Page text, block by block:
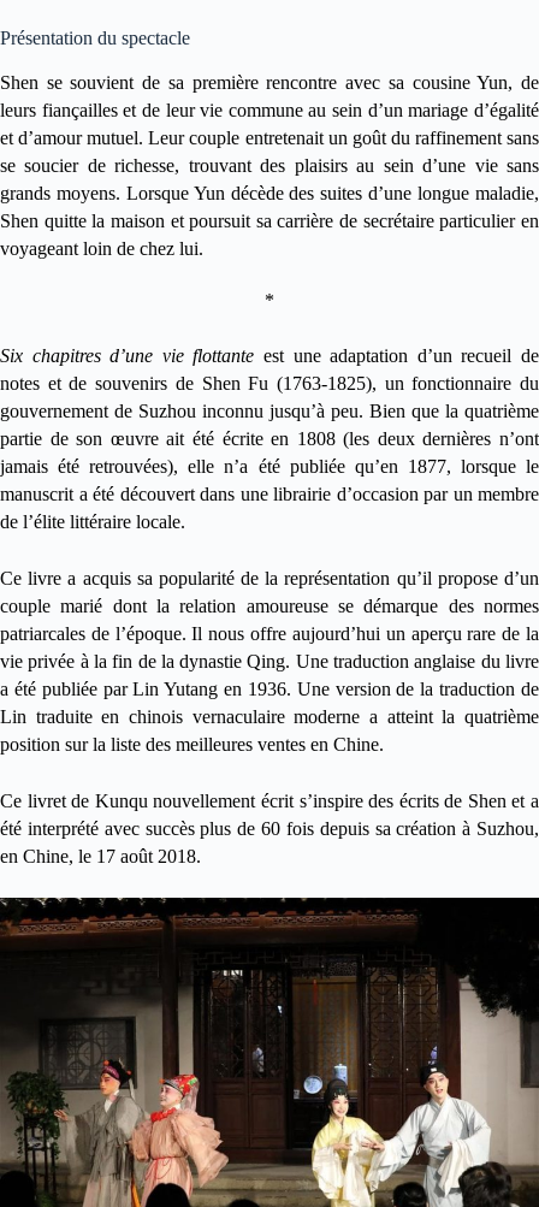
Présentation du spectacle
Shen se souvient de sa première rencontre avec sa cousine Yun, de
leurs fiançailles et de leur vie commune au sein d’un mariage d’égalité
et d’amour mutuel. Leur couple entretenait un goût du raffinement sans
se soucier de richesse, trouvant des plaisirs au sein d’une vie sans
grands moyens. Lorsque Yun décède des suites d’une longue maladie,
Shen quitte la maison et poursuit sa carrière de secrétaire particulier en
voyageant loin de chez lui.
*
Six chapitres d’une vie flottante est une adaptation d’un recueil de
notes et de souvenirs de Shen Fu (1763-1825), un fonctionnaire du
gouvernement de Suzhou inconnu jusqu’à peu. Bien que la quatrième
partie de son œuvre ait été écrite en 1808 (les deux dernières n’ont
jamais été retrouvées), elle n’a été publiée qu’en 1877, lorsque le
manuscrit a été découvert dans une librairie d’occasion par un membre
de l’élite littéraire locale.
Ce livre a acquis sa popularitéde lareprésentation qu’il propose d’un
couple marié dont la relation amoureuse se démarque des normes
patriarcales de l’époque. Il nous offre aujourd’hui un aperçu rare de la
vie privée à la fin de la dynastie Qing. Une traduction anglaise du livre
a été publiée par Lin Yutang en 1936. Une version de la traduction de
Lin traduite en chinois vernaculaire moderne a atteint la quatrième
position sur la liste des meilleures ventes en Chine.
Ce livret de Kunqu nouvellement écrit s’inspire des écrits de Shen et a
été interprété avec succès plus de 60 fois depuis sa création à Suzhou,
en Chine, le 17 août 2018.